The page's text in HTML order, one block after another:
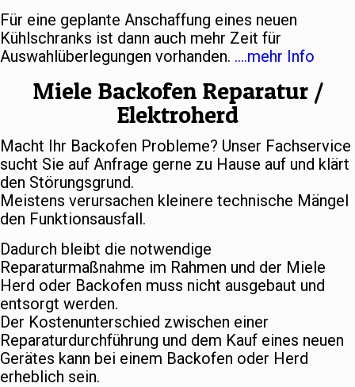
Für eine geplante Anschaffung eines neuen
Kühlschranks ist dann auch mehr Zeit für
Auswahlüberlegungen vorhanden. ….mehr Info
Miele Backofen Reparatur /
Elektroherd
Macht Ihr Backofen Probleme? Unser Fachservice
sucht Sie auf Anfrage gerne zu Hause auf und klärt
den Störungsgrund.
Meistens verursachen kleinere technische Mängel
den Funktionsausfall.
Dadurch bleibt die notwendige
Reparaturmaßnahme im Rahmen und der Miele
Herd oder Backofen muss nicht ausgebaut und
entsorgt werden.
Der Kostenunterschied zwischen einer
Reparaturdurchführung und dem Kauf eines neuen
Gerätes kann bei einem Backofen oder Herd
erheblich sein.